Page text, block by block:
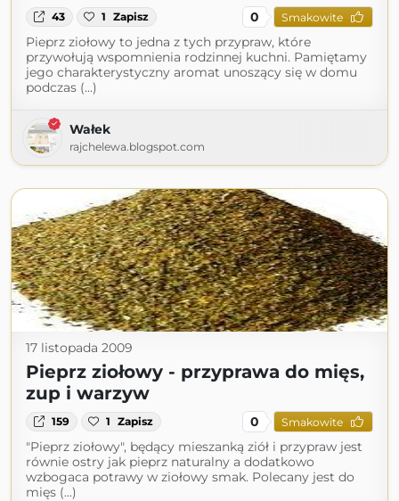
43 1 Zapisz 0 Smakowite
Pieprz ziołowy to jedna z tych przypraw, które
przywołują wspomnienia rodzinnej kuchni. Pamiętamy
jego charakterystyczny aromat unoszący się w domu
podczas (...)
Wałek
rajchelewa.blogspot.com
17 listopada 2009
Pieprz ziołowy - przyprawa do mięs,
zup i warzyw
159 1 Zapisz 0 Smakowite
"Pieprz ziołowy", będący mieszanką ziół i przypraw jest
równie ostry jak pieprz naturalny a dodatkowo
wzbogaca potrawy w ziołowy smak. Polecany jest do
mięs (...)